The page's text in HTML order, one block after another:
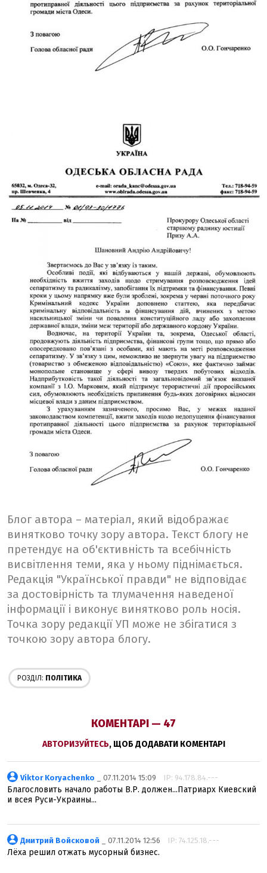
Блог автора – матеріал, який відображає
винятково точку зору автора. Текст блогу не
претендує на об'єктивність та всебічність
висвітлення теми, яка у ньому піднімається.
Редакція "Української правди" не відповідає
за достовірність та тлумачення наведеної
інформації і виконує винятково роль носія.
Точка зору редакції УП може не збігатися з
точкою зору автора блогу.
РОЗДІЛ: ПОЛІТИКА
КОМЕНТАРІ — 47
АВТОРИЗУЙТЕСЬ, ЩОБ ДОДАВАТИ КОМЕНТАРІ
Viktor Koryachenko _ 07.11.2014 15:09 IP: 94.178.84.---
Благословить начало работы В.Р. должен...Патриарх Киевский
и всея Руси-Украины...
Дмитрий Войсковой _ 07.11.2014 12:56 IP: 74.125.18.---
Лёха решил отжать мусорный бизнес.